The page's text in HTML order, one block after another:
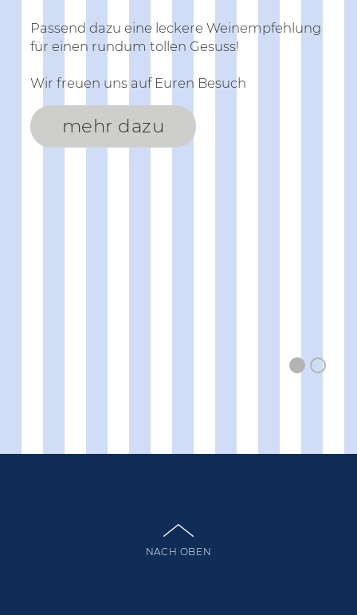
Passend dazu eine leckere Weinempfehlung
für einen rundum tollen Gesuss!
Wir freuen uns auf Euren Besuch
mehr dazu
NACH OBEN